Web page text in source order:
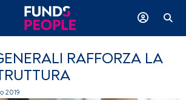
RAFFORZA LA
2019